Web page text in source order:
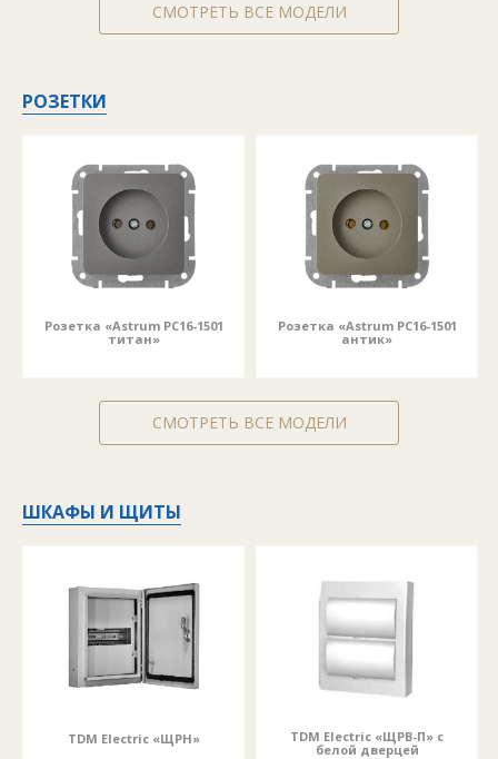
СМОТРЕТЬ ВСЕ МОДЕЛИ
РОЗЕТКИ
Розетка «Astrum РС16-1501
титан»
Розетка «Astrum РС16-1501
антик»
СМОТРЕТЬ ВСЕ МОДЕЛИ
ШКАФЫ И ЩИТЫ
TDM Electric «ЩРН»
TDM Electric «ЩРВ-П» с
белой дверцей